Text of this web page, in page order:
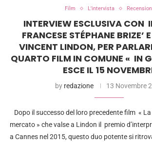
Film L'intervista
INTERVIEW ESCLUSIVA CON
FRANCESE STÉPHANE BRIZE’
VINCENT LINDON, PER
QUARTO FILM IN COMUNE « IN
ESCE IL 15
by redazione 13 Novembre
Dopo il successo del loro precedente film « La
mercato » che valse a Lindon il premio
a Cannes nel 2015, questo duo potente si